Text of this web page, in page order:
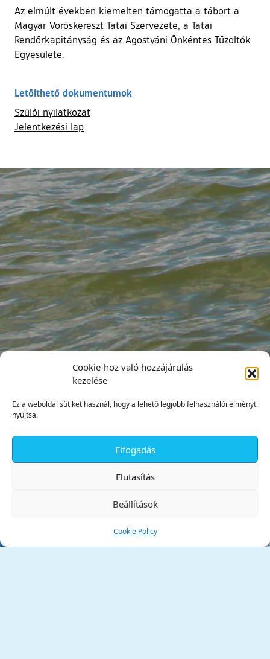
Cookie-hoz való hozzájárulás
kezelése
Ez a weboldal sütiket használ, hogy a lehető legjobb felhasználói élményt
nyújtsa.
Elfogadás
Elutasítás
Beállítások
Cookie Policy
Az elmúlt években kiemelten támogatta a tábort a
Magyar Vöröskereszt Tatai Szervezete, a Tatai
Rendőrkapitányság és az Agostyáni Önkéntes Tűzoltók
Egyesülete.
Letölthető dokumentumok
Szülői nyilatkozat
Jelentkezési lap
Tata Város Önkormányzata
✕